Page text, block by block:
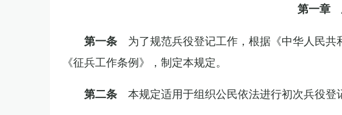
第一
第一条 为了规范兵役登记工作，根据《中华人民共
《征兵工作条例》，制定本规定。
第二条 本规定适用于组织公民依法进行初次兵役登